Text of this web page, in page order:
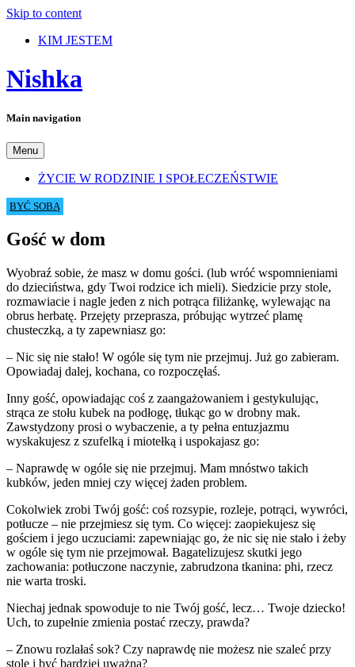
Skip to content
KIM JESTEM
Nishka
Main navigation
Menu
ŻYCIE W RODZINIE I SPOŁECZEŃSTWIE
BYĆ SOBĄ
Gość w dom
Wyobraź sobie, że masz w domu gości. (lub wróć wspomnieniami
do dzieciństwa, gdy Twoi rodzice ich mieli). Siedzicie przy stole,
rozmawiacie i nagle jeden z nich potrąca filiżankę, wylewając na
obrus herbatę. Przejęty przeprasza, próbując wytrzeć plamę
chusteczką, a ty zapewniasz go:
– Nic się nie stało! W ogóle się tym nie przejmuj. Już go zabieram.
Opowiadaj dalej, kochana, co rozpoczęłaś.
Inny gość, opowiadając coś z zaangażowaniem i gestykulując,
strąca ze stołu kubek na podłogę, tłukąc go w drobny mak.
Zawstydzony prosi o wybaczenie, a ty pełna entuzjazmu
wyskakujesz z szufelką i miotełką i uspokajasz go:
– Naprawdę w ogóle się nie przejmuj. Mam mnóstwo takich
kubków, jeden mniej czy więcej żaden problem.
Cokolwiek zrobi Twój gość: coś rozsypie, rozleje, potrąci, wywróci,
potłucze – nie przejmiesz się tym. Co więcej: zaopiekujesz się
gościem i jego uczuciami: zapewniając go, że nic się nie stało i żeby
w ogóle się tym nie przejmował. Bagatelizujesz skutki jego
zachowania: potłuczone naczynie, zabrudzona tkanina: phi, rzecz
nie warta troski.
Niechaj jednak spowoduje to nie Twój gość, lecz… Twoje dziecko!
Uch, to zupełnie zmienia postać rzeczy, prawda?
– Znowu rozlałaś sok? Czy naprawdę nie możesz nie szaleć przy
stole i być bardziej uważną?